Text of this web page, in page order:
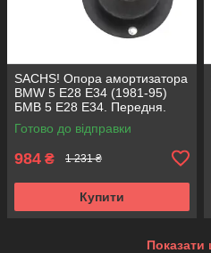
SACHS! Опора амортизатора
BMW 5 E28 E34 (1981-95)
БМВ 5 Е28 Е34. Передня.
SM1000 , 803151 , KB650.00 ,
VKDC35801
Готово до відправки
984 ₴ 1 231 ₴
Купити
Показати